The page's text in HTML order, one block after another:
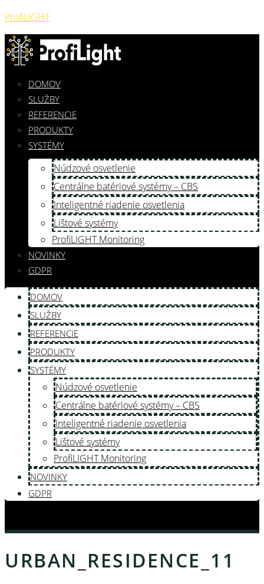
ProfiLIGHT
DOMOV
SLUŽBY
REFERENCIE
PRODUKTY
SYSTÉMY
Núdzové osvetlenie
Centrálne batériové systémy – CBS
Inteligentné riadenie osvetlenia
Lištové systémy
ProfiLIGHT Monitoring
NOVINKY
GDPR
DOMOV
SLUŽBY
REFERENCIE
PRODUKTY
SYSTÉMY
Núdzové osvetlenie
Centrálne batériové systémy – CBS
Inteligentné riadenie osvetlenia
Lištové systémy
ProfiLIGHT Monitoring
NOVINKY
GDPR
URBAN_RESIDENCE_11